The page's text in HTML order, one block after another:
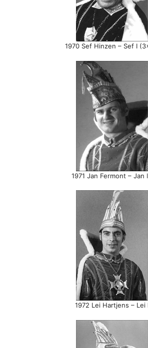
1970 Sef Hinzen – Sef I
1971 Jan Fermont – Jan
1972 Lei Hartjens – Lei